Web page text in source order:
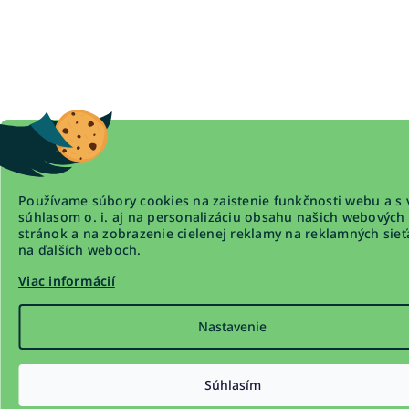
Používame súbory cookies na zaistenie funkčnosti webu a s
súhlasom o. i. aj na personalizáciu obsahu našich webových
stránok a na zobrazenie cielenej reklamy na reklamných
na ďalších weboch.
Viac informácií
Nastavenie
Súhlasím